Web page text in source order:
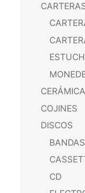
CERÁMICA
COJINES
DISCOS
CD